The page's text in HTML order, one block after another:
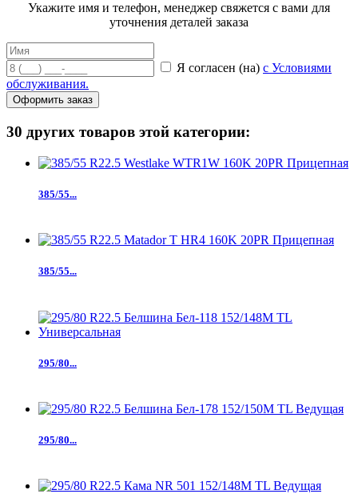
Укажите имя и телефон, менеджер свяжется с вами для
уточнения деталей заказа
Я согласен (на) с Условиями
обслуживания.
Оформить заказ
30 других товаров этой категории:
385/55...
385/55...
295/80...
295/80...